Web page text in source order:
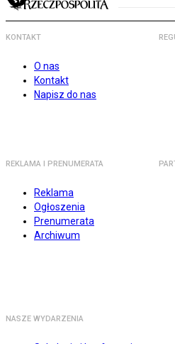
KONTAKT
O nas
Kontakt
Napisz do nas
REKLAMA I PRENUMERATA
Reklama
Ogłoszenia
Prenumerata
Archiwum
NASZE WYDARZENIA